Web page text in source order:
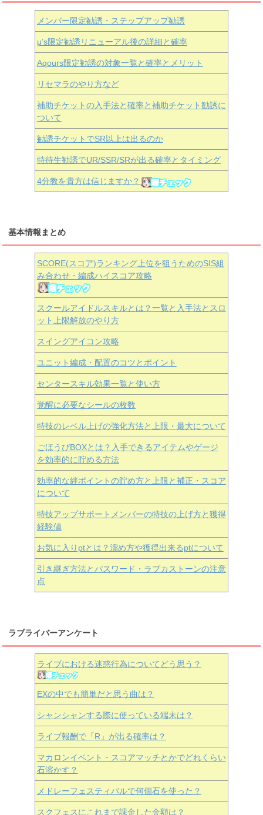
メンバー限定勧誘・ステップアップ勧誘
μ’s限定勧誘リニューアル後の詳細と確率
Aqours限定勧誘の対象一覧と確率とメリット
リセマラのやり方など
補助チケットの入手法と確率と補助チケット勧誘に
ついて
勧誘チケットでSR以上は出るのか
特待生勧誘でUR/SSR/SRが出る確率とタイミング
4分教を貴方は信じますか？
基本情報まとめ
SCORE(スコア)ランキング上位を狙うためのSIS組
み合わせ・編成ハイスコア攻略
スクールアイドルスキルとは？一覧と入手法とスロ
ット上限解放のやり方
スイングアイコン攻略
ユニット編成・配置のコツとポイント
センタースキル効果一覧と使い方
覚醒に必要なシールの枚数
特技のレベル上げの強化方法と上限・最大について
ごほうびBOXとは？入手できるアイテムやゲージ
を効率的に貯める方法
効率的な絆ポイントの貯め方と上限と補正・スコア
について
特技アップサポートメンバーの特技の上げ方と獲得
経験値
お気に入りptとは？溜め方や獲得出来るptについて
引き継ぎ方法とパスワード・ラブカストーンの注意
点
ラブライバーアンケート
ライブにおける迷惑行為についてどう思う？
EXの中でも簡単だと思う曲は？
シャンシャンする際に使っている端末は？
ライブ報酬で「R」が出る確率は？
マカロンイベント・スコアマッチとかでどれくらい
石溶かす？
メドレーフェスティバルで何個石を使った？
スクフェスにこれまで課金した金額は？